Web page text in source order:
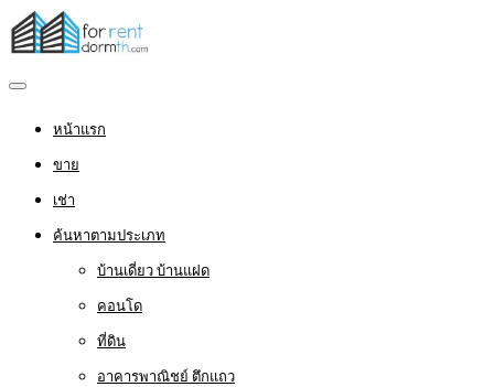
หน้าแรก
ขาย
เช่า
ค้นหาตามประเภท
บ้านเดี่ยว บ้านแฝด
คอนโด
ที่ดิน
อาคารพาณิชย์ ตึกแถว